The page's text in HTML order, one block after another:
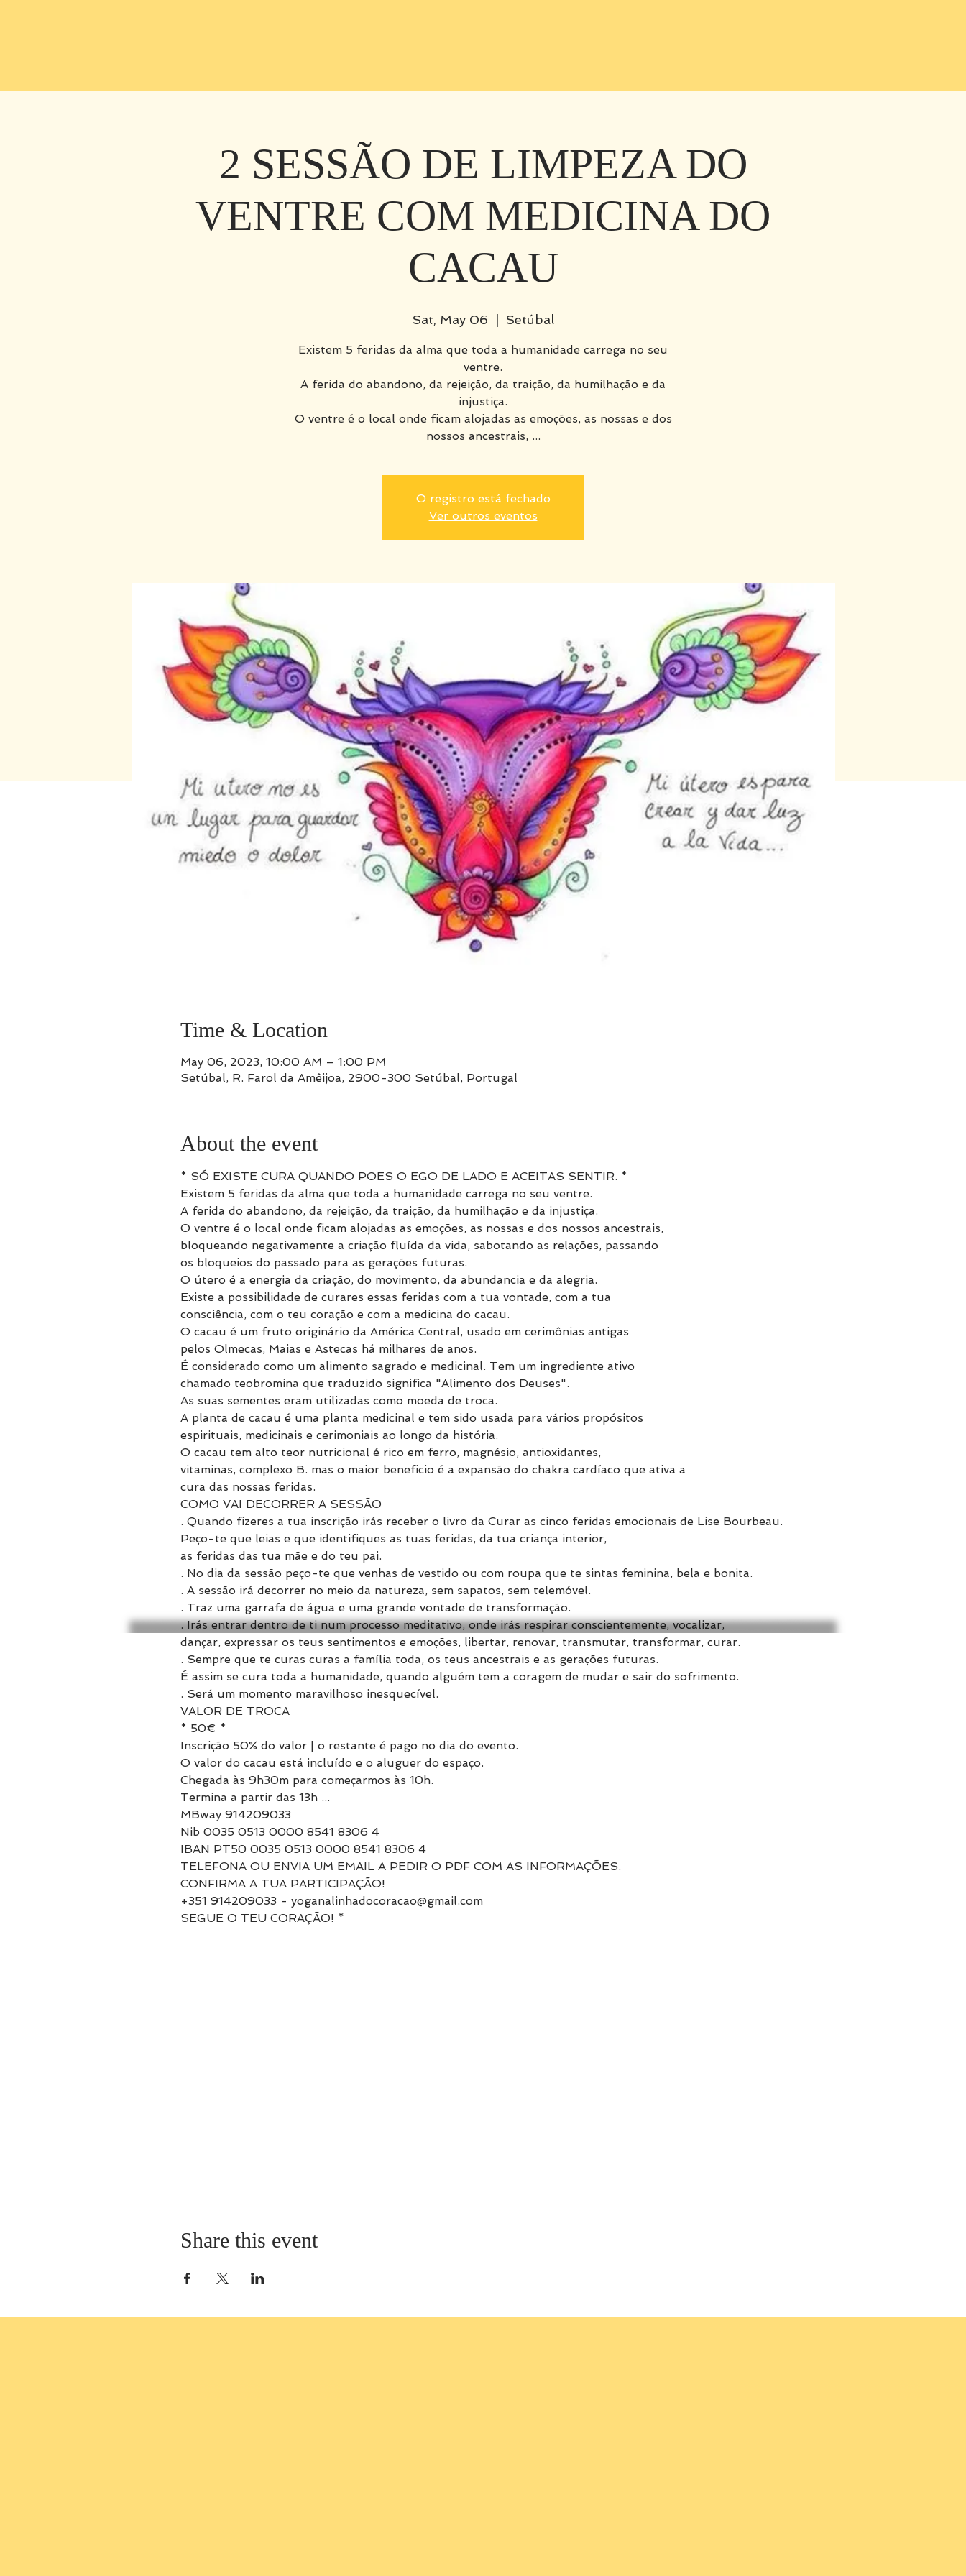
2 SESSÃO DE LIMPEZA DO
VENTRE COM MEDICINA DO
CACAU
Sat, May 06 Setúbal
Existem 5 feridas da alma que toda a humanidade carrega no seu
ventre.
A ferida do abandono, da rejeição, da traição, da humilhação e da
injustiça.
O ventre é o local onde ficam alojadas as emoções, as nossas e dos
nossos ancestrais, ...
O registro está fechado
Ver outros eventos
Time & Location
May 06, 2023, 10:00 AM – 1:00 PM
Setúbal, R. Farol da Amêijoa, 2900-300 Setúbal, Portugal
About the event
* SÓ EXISTE CURA QUANDO POES O EGO DE LADO E ACEITAS SENTIR. *
Existem 5 feridas da alma que toda a humanidade carrega no seu ventre.
A ferida do abandono, da rejeição, da traição, da humilhação e da injustiça.
O ventre é o local onde ficam alojadas as emoções, as nossas e dos nossos ancestrais,
bloqueando negativamente a criação fluída da vida, sabotando as relações, passando
os bloqueios do passado para as gerações futuras.
O útero é a energia da criação, do movimento, da abundancia e da alegria.
Existe a possibilidade de curares essas feridas com a tua vontade, com a tua
consciência, com o teu coração e com a medicina do cacau.
O cacau é um fruto originário da América Central, usado em cerimônias antigas
pelos Olmecas, Maias e Astecas há milhares de anos.
É considerado como um alimento sagrado e medicinal. Tem um ingrediente ativo
chamado teobromina que traduzido significa "Alimento dos Deuses".
As suas sementes eram utilizadas como moeda de troca.
A planta de cacau é uma planta medicinal e tem sido usada para vários propósitos
espirituais, medicinais e cerimoniais ao longo da história.
O cacau tem alto teor nutricional é rico em ferro, magnésio, antioxidantes,
vitaminas, complexo B. mas o maior beneficio é a expansão do chakra cardíaco que ativa a
cura das nossas feridas.
COMO VAI DECORRER A SESSÃO
. Quando fizeres a tua inscrição irás receber o livro da Curar as cinco feridas emocionais de Lise Bourbeau.
Peço-te que leias e que identifiques as tuas feridas, da tua criança interior,
as feridas das tua mãe e do teu pai.
. No dia da sessão peço-te que venhas de vestido ou com roupa que te sintas feminina, bela e bonita.
. A sessão irá decorrer no meio da natureza, sem sapatos, sem telemóvel.
. Traz uma garrafa de água e uma grande vontade de transformação.
. Irás entrar dentro de ti num processo meditativo, onde irás respirar conscientemente, vocalizar,
dançar, expressar os teus sentimentos e emoções, libertar, renovar, transmutar, transformar, curar.
. Sempre que te curas curas a família toda, os teus ancestrais e as gerações futuras.
É assim se cura toda a humanidade, quando alguém tem a coragem de mudar e sair do sofrimento.
. Será um momento maravilhoso inesquecível.
VALOR DE TROCA
* 50€ *
Inscrição 50% do valor | o restante é pago no dia do evento.
O valor do cacau está incluído e o aluguer do espaço.
Chegada às 9h30m para começarmos às 10h.
Termina a partir das 13h ...
MBway 914209033
Nib 0035 0513 0000 8541 8306 4
IBAN PT50 0035 0513 0000 8541 8306 4
TELEFONA OU ENVIA UM EMAIL A PEDIR O PDF COM AS INFORMAÇÕES.
CONFIRMA A TUA PARTICIPAÇÃO!
+351 914209033 - yoganalinhadocoracao@gmail.com
SEGUE O TEU CORAÇÃO! *
Share this event